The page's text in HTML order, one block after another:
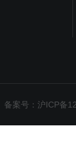
备案号：沪ICP备